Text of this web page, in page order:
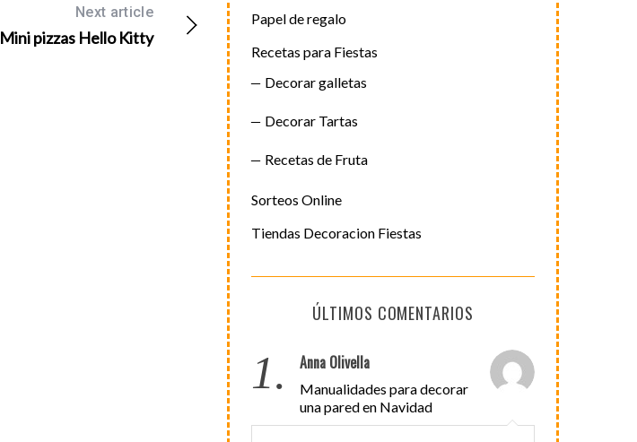
Next article
Mini pizzas Hello Kitty
Papel de regalo
Recetas para Fiestas
Decorar galletas
Decorar Tartas
Recetas de Fruta
Sorteos Online
Tiendas Decoracion Fiestas
ÚLTIMOS COMENTARIOS
1. Anna Olivella
Manualidades para decorar
una pared en Navidad